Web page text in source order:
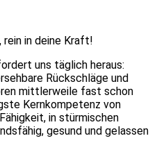
rein in deine Kraft!
uns täglich heraus:
Rückschläge und
mittlerweile fast schon
Kernkompetenz von
in stürmischen
gesund und gelassen